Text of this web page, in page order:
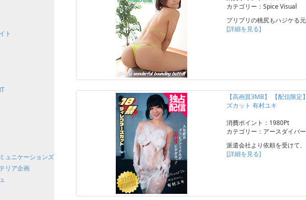
ト
ュニケーションズ
リア企画
カテゴリー：Spice Visual
プリプリの桃尻もハジケる
[詳細を見る]
【高画質3MB】 【配信限
ズカット 有村ユキ
消費ポイント：1980Pt
カテゴリー：アースダイバー
派遣会社より依頼を受けて
[詳細を見る]